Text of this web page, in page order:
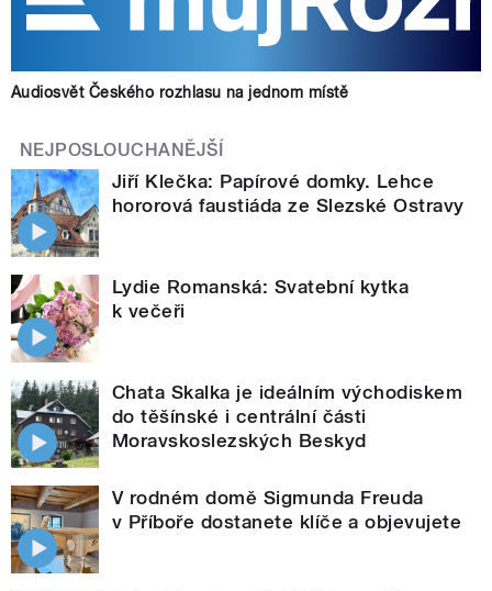
Audiosvět Českého rozhlasu na jednom místě
NEJPOSLOUCHANĚJŠÍ
Jiří Klečka: Papírové domky. Lehce
hororová faustiáda ze Slezské Ostravy
Lydie Romanská: Svatební kytka
k večeři
Chata Skalka je ideálním východiskem
do těšínské i centrální části
Moravskoslezských Beskyd
V rodném domě Sigmunda Freuda
v Příboře dostanete klíče a objevujete